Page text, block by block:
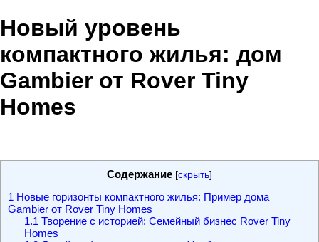
Новый уровень
компактного жилья: дом
Gambier от Rover Tiny
Homes
Содержание [скрыть]
1 Новые горизонты компактного жилья: Пример дома
Gambier от Rover Tiny Homes
1.1 Творение с историей: Семейный бизнес Rover Tiny
Homes